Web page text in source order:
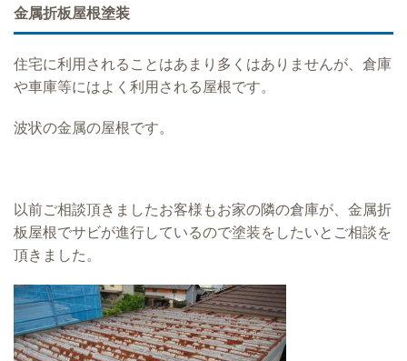
金属折板屋根塗装
住宅に利用されることはあまり多くはありませんが、倉庫
や車庫等にはよく利用される屋根です。
波状の金属の屋根です。
以前ご相談頂きましたお客様もお家の隣の倉庫が、金属折
板屋根でサビが進行しているので塗装をしたいとご相談を
頂きました。